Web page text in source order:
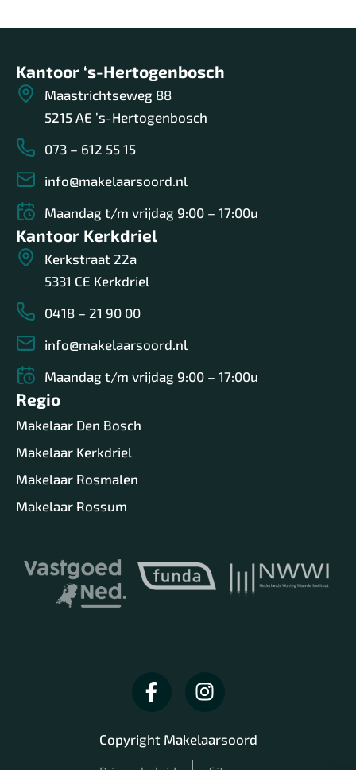
Kantoor ‘s-Hertogenbosch
Maastrichtseweg 88
5215 AE ’s-Hertogenbosch
073 – 612 55 15
info@makelaarsoord.nl
Maandag t/m vrijdag 9:00 – 17:00u
Kantoor Kerkdriel
Kerkstraat 22a
5331 CE Kerkdriel
0418 – 21 90 00
info@makelaarsoord.nl
Maandag t/m vrijdag 9:00 – 17:00u
Regio
Makelaar Den Bosch
Makelaar Kerkdriel
Makelaar Rosmalen
Makelaar Rossum
Copyright Makelaarsoord